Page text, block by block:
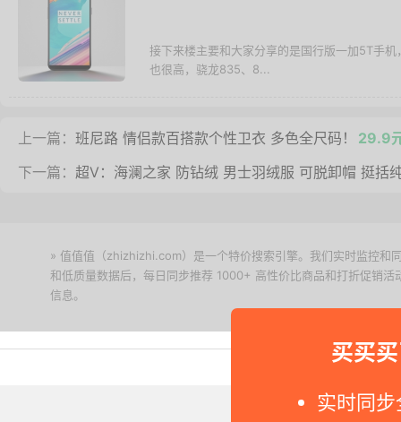
买买
实时同
接下来楼主要和大家分享的是国行版一加5T手
也很高，骁龙835、8...
上一篇： 班尼路 情侣款百搭款个性卫衣 多色全尺码！
29.9
下一篇： 超V：海澜之家 防钻绒 男士羽绒服 可脱卸帽 挺括
» 值值值（zhizhizhi.com）是一个特价搜索引擎。我们实时监控和
和低质量数据后，每日同步推荐 1000+ 高性价比商品和打折促销
信息。
Copyright © 2011-2026 网购